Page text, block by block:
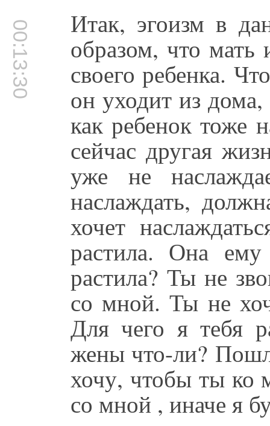
00:13:30 Итак, эгоизм в
образом, что мать
своего ребенка.
он уходит из
как ребенок тоже
сейчас другая
уже не
наслаждать,
хочет
растила. Она
растила? Ты не
со мной. Ты не
Для чего я тебя
жены что-ли?
хочу, чтобы ты ко
со мной , иначе я